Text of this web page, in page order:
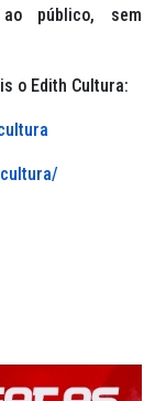
público, sem
o Edith Cultura: